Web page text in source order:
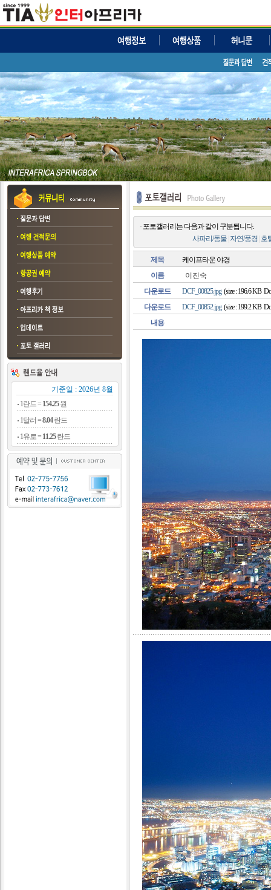
기준일 : 2026년 8월
1란드 = 154.25원
1달러 =8.04란드
1유로 = 11.25란드
· 포토갤러리는 다음과 같이 구분됩니다.
사파리/동물 자연/풍경 호
제목
케이프타운 야경
이름
이진숙
다운로드
DCF_00825.jpg(size : 196.6 KB
다운로드
DCF_00852.jpg(size : 199.2 KB
내용